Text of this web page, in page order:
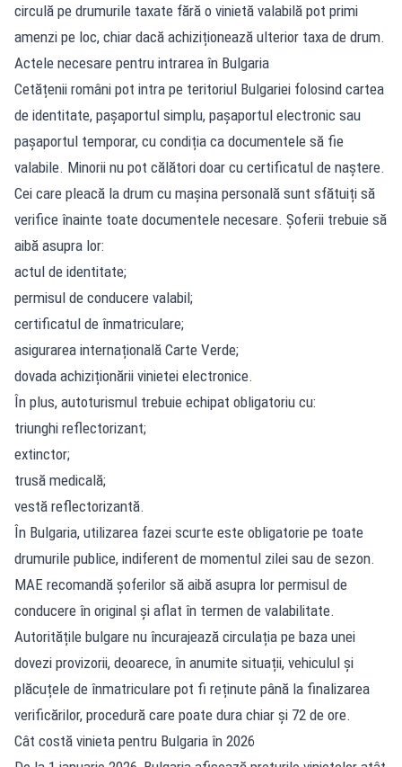
circulă pe drumurile taxate fără o vinietă valabilă pot primi
amenzi pe loc, chiar dacă achiziționează ulterior taxa de drum.
Actele necesare pentru intrarea în Bulgaria
Cetățenii români pot intra pe teritoriul Bulgariei folosind cartea
de identitate, pașaportul simplu, pașaportul electronic sau
pașaportul temporar, cu condiția ca documentele să fie
valabile. Minorii nu pot călători doar cu certificatul de naștere.
Cei care pleacă la drum cu mașina personală sunt sfătuiți să
verifice înainte toate documentele necesare. Șoferii trebuie să
aibă asupra lor:
actul de identitate;
permisul de conducere valabil;
certificatul de înmatriculare;
asigurarea internațională Carte Verde;
dovada achiziționării vinietei electronice.
În plus, autoturismul trebuie echipat obligatoriu cu:
triunghi reflectorizant;
extinctor;
trusă medicală;
vestă reflectorizantă.
În Bulgaria, utilizarea fazei scurte este obligatorie pe toate
drumurile publice, indiferent de momentul zilei sau de sezon.
MAE recomandă șoferilor să aibă asupra lor permisul de
conducere în original și aflat în termen de valabilitate.
Autoritățile bulgare nu încurajează circulația pe baza unei
dovezi provizorii, deoarece, în anumite situații, vehiculul și
plăcuțele de înmatriculare pot fi reținute până la finalizarea
verificărilor, procedură care poate dura chiar și 72 de ore.
Cât costă vinieta pentru Bulgaria în 2026